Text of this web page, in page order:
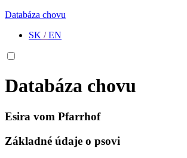
Databáza chovu
SK /EN
Databáza chovu
Esira vom Pfarrhof
Základné údaje o psovi